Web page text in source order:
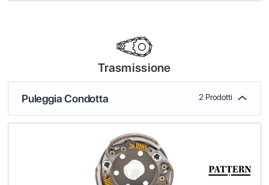
Trasmissione
Puleggia Condotta 2 Prodotti